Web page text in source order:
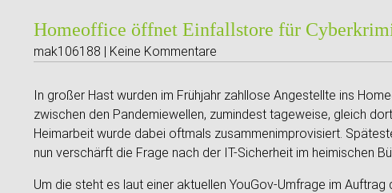
Homeoffice öffnet Einfallstore für
mak106188 | Keine Kommentare
In großer Hast wurden im Frühjahr zahllose Angestellte ins
zwischen den Pandemiewellen, zumindest tageweise, gleich
Heimarbeit wurde dabei oftmals zusammenimprovisiert.
nun verschärft die Frage nach der IT-Sicherheit im heimischen
Um die steht es laut einer aktuellen YouGov-Umfrage im